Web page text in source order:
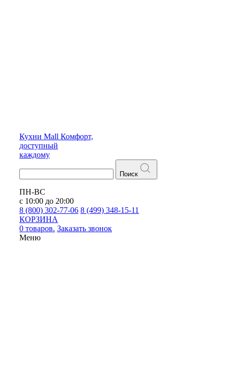
Кухни Mall Комфорт,
доступный
каждому
Поиск
ПН-ВС
с 10:00 до 20:00
8 (800) 302-77-06 8 (499) 348-15-11
КОРЗИНА
0 товаров. Заказать звонок
Меню